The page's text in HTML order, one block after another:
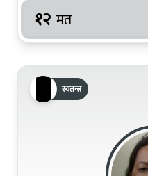
१२ मत
स्वतन्त्र